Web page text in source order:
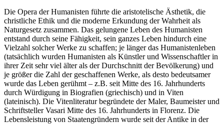
Die Opera der Humanisten führte die aristotelische Ästhetik, die
christliche Ethik und die moderne Erkundung der Wahrheit als
Naturgesetz zusammen. Das gelungene Leben des Humanisten
entstand durch seine Fähigkeit, sein ganzes Leben hindurch eine
Vielzahl solcher Werke zu schaffen; je länger das Humanistenleben
(tatsächlich wurden Humanisten als Künstler und Wissenschaftler in
ihrer Zeit sehr viel älter als der Durchschnitt der Bevölkerung) und
je größer die Zahl der geschaffenen Werke, als desto bedeutsamer
wurde das Leben gerühmt – z.B. seit Mitte des 16. Jahrhunderts
durch Würdigung in Biografien (griechisch) und in Viten
(lateinisch). Die Vitenliteratur begründete der Maler, Baumeister und
Schriftsteller Vasari Mitte des 16. Jahrhunderts in Florenz. Die
Lebensleistung von Staatengründern wurde seit der Antike in der